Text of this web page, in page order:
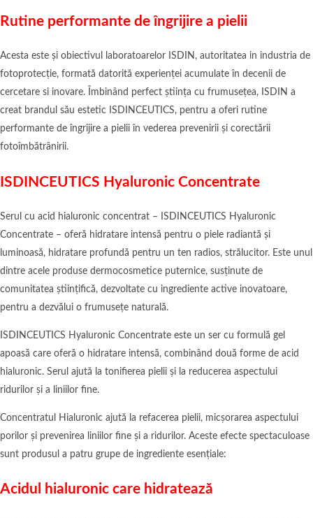
Rutine performante de îngrijire a pielii
Acesta este și obiectivul laboratoarelor ISDIN, autoritatea in industria de
fotoprotecție, formată datorită experienței acumulate în decenii de
cercetare si inovare. Îmbinând perfect știința cu frumusețea, ISDIN a
creat brandul său estetic ISDINCEUTICS, pentru a oferi rutine
performante de îngrijire a pielii în vederea prevenirii și corectării
fotoîmbătrânirii.
ISDINCEUTICS Hyaluronic Concentrate
Serul cu acid hialuronic concentrat – ISDINCEUTICS Hyaluronic
Concentrate – oferă hidratare intensă pentru o piele radiantă și
luminoasă, hidratare profundă pentru un ten radios, strălucitor. Este unul
dintre acele produse dermocosmetice puternice, susținute de
comunitatea științifică, dezvoltate cu ingrediente active inovatoare,
pentru a dezvălui o frumusețe naturală.
ISDINCEUTICS Hyaluronic Concentrate este un ser cu formulă gel
apoasă care oferă o hidratare intensă, combinând două forme de acid
hialuronic. Serul ajută la tonifierea pielii și la reducerea aspectului
ridurilor și a liniilor fine.
Concentratul Hialuronic ajută la refacerea pielii, micșorarea aspectului
porilor și prevenirea liniilor fine și a ridurilor. Aceste efecte spectaculoase
sunt produsul a patru grupe de ingrediente esențiale:
Acidul hialuronic care hidratează